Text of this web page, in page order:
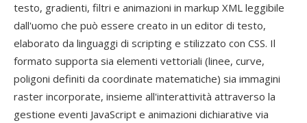
testo, gradienti, filtri e animazioni in markup XML leggibile
dall'uomo che può essere creato in un editor di testo,
elaborato da linguaggi di scripting e stilizzato con CSS. Il
formato supporta sia elementi vettoriali (linee, curve,
poligoni definiti da coordinate matematiche) sia immagini
raster incorporate, insieme all'interattività attraverso la
gestione eventi JavaScript e animazioni dichiarative via